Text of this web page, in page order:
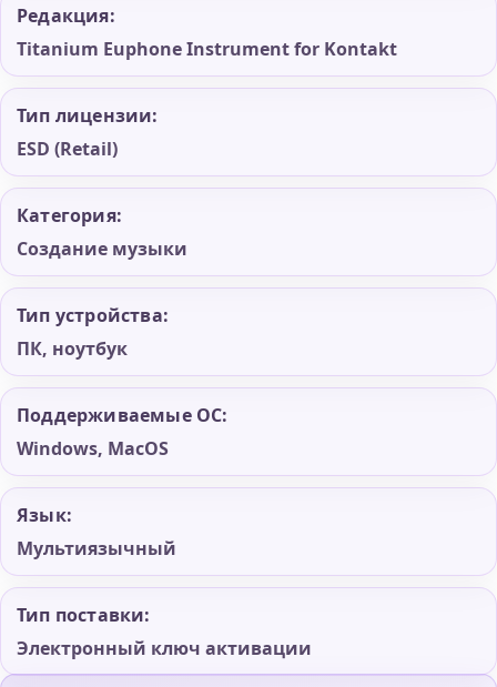
Редакция:
Titanium Euphone Instrument for Kontakt
Тип лицензии:
ESD (Retail)
Категория:
Создание музыки
Тип устройства:
ПК, ноутбук
Поддерживаемые ОС:
Windows, MacOS
Язык:
Мультиязычный
Тип поставки:
Электронный ключ активации